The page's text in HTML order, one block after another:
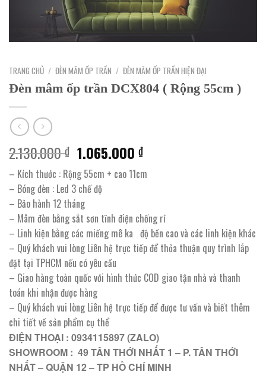
TRANG CHỦ / ĐÈN MÂM ỐP TRẦN / ĐÈN MÂM ỐP TRẦN HIỆN ĐẠI
Đèn mâm ốp trần DCX804 ( Rộng 55cm )
2.130.000₫ Giá
gốc
là:
2.130.000 ₫.
1.065.000₫Giá
hiện
tại
1.065.000 ₫.
– Kích thước : Rộng 55cm + cao 11cm
– Bóng đèn : Led 3 chế độ
– Bảo hành 12 tháng
– Mâm đèn bằng sắt sơn tĩnh điện chống rỉ
– Linh kiện bằng các miếng mê ka độ bền cao và các linh kiện khác
– Quý khách vui lòng Liên hệ trực tiếp để thỏa thuận quy trình lắp
đặt tại TPHCM nếu có yêu cầu
– Giao hàng toàn quốc với hình thức COD giao tận nhà và thanh
toán khi nhận được hàng
– Quý khách vui lòng Liên hệ trực tiếp để được tư vấn và biết thêm
chi tiết về sản phẩm cụ thể
ĐIỆN THOẠI : 0934115897 (ZALO)
SHOWROOM : 49 TÂN THỚI NHẤT 1 – P. TÂN THỚI
NHẤT – QUẬN 12 – TP HỒ CHÍ MINH